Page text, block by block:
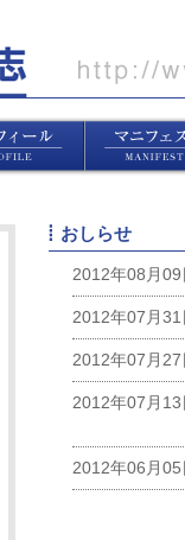
おしらせ
2012年08月09
2012年07月31
2012年07月27
2012年07月13
2012年06月05